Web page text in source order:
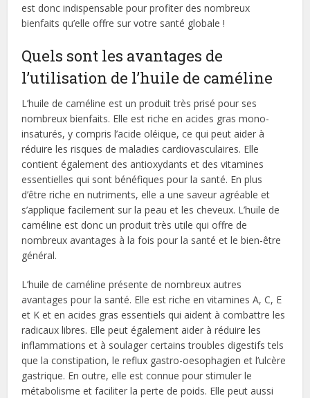
est donc indispensable pour profiter des nombreux
bienfaits qu’elle offre sur votre santé globale !
Quels sont les avantages de
l’utilisation de l’huile de caméline
L’huile de caméline est un produit très prisé pour ses
nombreux bienfaits. Elle est riche en acides gras mono-
insaturés, y compris l’acide oléique, ce qui peut aider à
réduire les risques de maladies cardiovasculaires. Elle
contient également des antioxydants et des vitamines
essentielles qui sont bénéfiques pour la santé. En plus
d’être riche en nutriments, elle a une saveur agréable et
s’applique facilement sur la peau et les cheveux. L’huile de
caméline est donc un produit très utile qui offre de
nombreux avantages à la fois pour la santé et le bien-être
général.
L’huile de caméline présente de nombreux autres
avantages pour la santé. Elle est riche en vitamines A, C, E
et K et en acides gras essentiels qui aident à combattre les
radicaux libres. Elle peut également aider à réduire les
inflammations et à soulager certains troubles digestifs tels
que la constipation, le reflux gastro-oesophagien et l’ulcère
gastrique. En outre, elle est connue pour stimuler le
métabolisme et faciliter la perte de poids. Elle peut aussi